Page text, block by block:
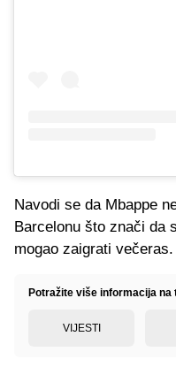
Navodi se da Mbappe
Barcelonu što znači da
mogao zaigrati večeras.
Potražite više informacija na
VIJESTI